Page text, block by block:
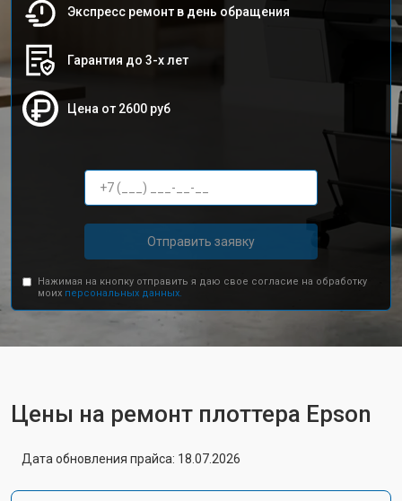
Экспресс ремонт в день обращения
Гарантия до 3-х лет
Цена от 2600 руб
Отправить заявку
Нажимая на кнопку отправить я даю свое согласие на обработку
моих персональных данных.
Цены на ремонт плоттера Epson
Дата обновления прайса: 18.07.2026